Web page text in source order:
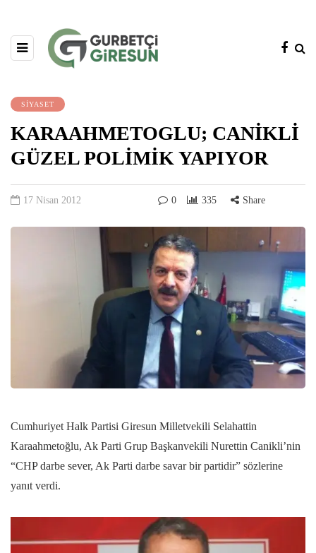
SİYASET
KARAAHMETOGLU; CANİKLİ
GÜZEL POLİMİK YAPIYOR
17 Nisan 2012 0 335 Share
Cumhuriyet Halk Partisi Giresun Milletvekili Selahattin
Karaahmetoğlu, Ak Parti Grup Başkanvekili Nurettin Canikli’nin
“CHP darbe sever, Ak Parti darbe savar bir partidir” sözlerine
yanıt verdi.